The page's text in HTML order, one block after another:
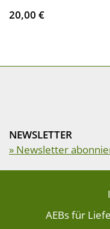
20,00 €
NEWSLETTER
» Newsletter
AEBs für